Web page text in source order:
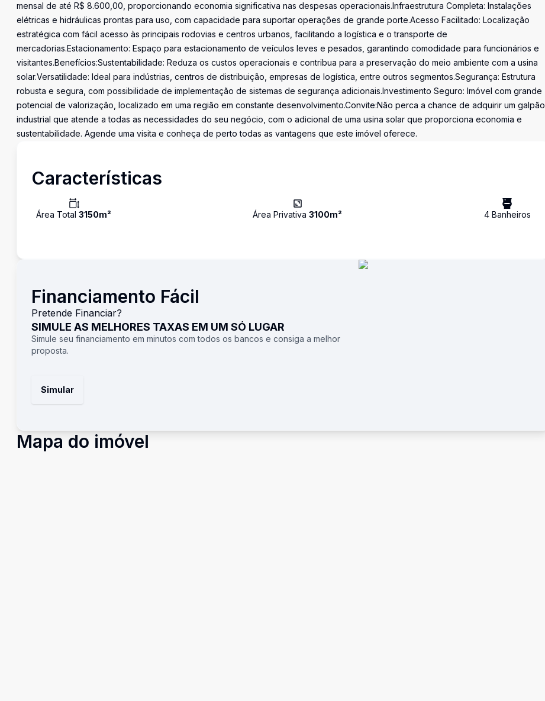
mensal de até R$ 8.600,00, proporcionando economia significativa nas despesas operacionais.Infraestrutura Completa: Instalações
elétricas e hidráulicas prontas para uso, com capacidade para suportar operações de grande porte.Acesso Facilitado: Localização
estratégica com fácil acesso às principais rodovias e centros urbanos, facilitando a logística e o transporte de
mercadorias.Estacionamento: Espaço para estacionamento de veículos leves e pesados, garantindo comodidade para funcionários e
visitantes.Benefícios:Sustentabilidade: Reduza os custos operacionais e contribua para a preservação do meio ambiente com a usina
solar.Versatilidade: Ideal para indústrias, centros de distribuição, empresas de logística, entre outros segmentos.Segurança: Estrutura
robusta e segura, com possibilidade de implementação de sistemas de segurança adicionais.Investimento Seguro: Imóvel com grande
potencial de valorização, localizado em uma região em constante desenvolvimento.Convite:Não perca a chance de adquirir um galpão
industrial que atende a todas as necessidades do seu negócio, com o adicional de uma usina solar que proporciona economia e
sustentabilidade. Agende uma visita e conheça de perto todas as vantagens que este imóvel oferece.
Características
Área Total 3150m² Área Privativa3100m² 4Banheiros
Financiamento Fácil
Pretende Financiar?
SIMULE AS MELHORES TAXAS EM UM SÓ LUGAR
Simule seu financiamento em minutos com todos os bancos e consiga a melhor
proposta.
Simular
Mapa do imóvel